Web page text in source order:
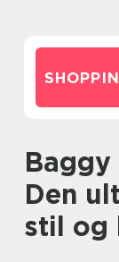
Baggy bukser til mænd:
Den
stil og